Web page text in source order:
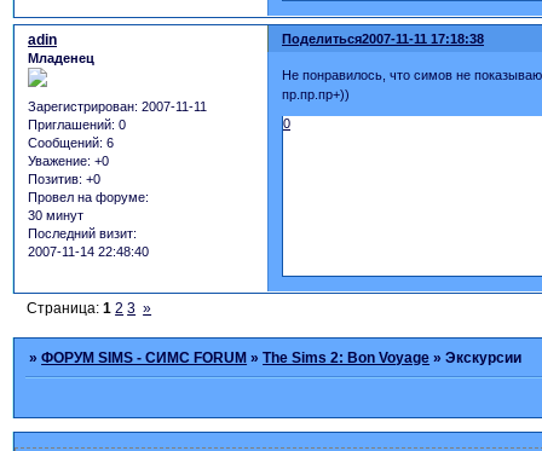
Поделиться2007-11-11 17:18:38
adin
Младенец
Зарегистрирован: 2007-11-11
Приглашений: 0
Сообщений: 6
Уважение: +0
Позитив: +0
Провел на форуме:
30 минут
Последний визит:
2007-11-14 22:48:40
Не понравилось, что симов не
пр.пр.пр+))
0
Страница:1 2 3 »
»ФОРУМ SIMS - СИМС FORUM »The Sims 2: Bon Voyage »Экскурсии